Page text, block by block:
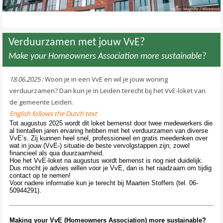
Contact >
Verduurzamen met jouw VvE?
Make your Homeowners Association more sustainable?
18.06.2025 :Woon je in een VvE en wil je jouw woning
verduurzamen? Dan kun je in Leiden terecht bij het VvE-loket van
de gemeente Leiden.
English follows the Dutch text
Tot augustus 2025 wordt dit loket bemenst door twee medewerkers die
al tientallen jaren ervaring hebben met het verduurzamen van diverse
VvE’s. Zij kunnen heel snel, professioneel en gratis meedenken over
wat in jouw (VvE-) situatie de beste vervolgstappen zijn; zowel
financieel als qua duurzaamheid.
Hoe het VvE-loket na augustus wordt bemenst is nog niet duidelijk.
Dus mocht je advies willen voor je VvE, dan is het raadzaam om tijdig
contact op te nemen!
Voor nadere informatie kun je terecht bij Maarten Stoffers (tel. 06-
50944291).
Making your VvE (Homeowners Association) more sustainable?